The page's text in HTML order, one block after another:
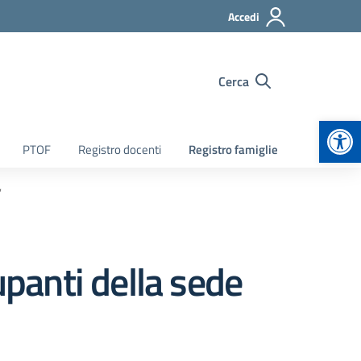
Accedi
Cerca
PTOF Registro docenti Registro famiglie
della sede